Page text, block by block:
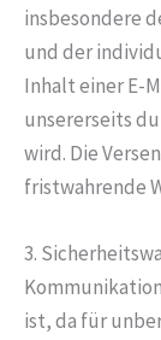
insbesondere
und der
Inhalt einer E-
unsererseits
wird. Die
fristwahrende
3.
ist, da für